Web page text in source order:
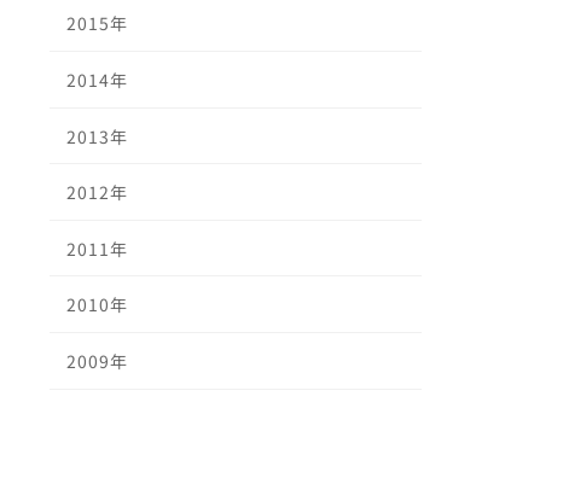
2015年
2014年
2013年
2012年
2011年
2010年
2009年